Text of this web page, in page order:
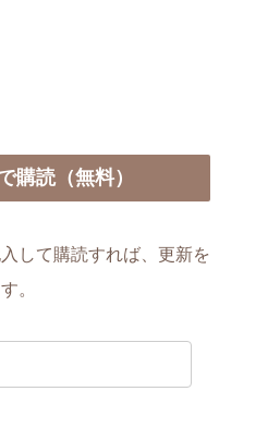
購読（無料）
して購読すれば、更新を
。